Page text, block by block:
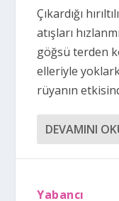
Çıkardığı
atışları
göğsü terden
elleriyle
rüyanın
DEVAMINI
Yabancı